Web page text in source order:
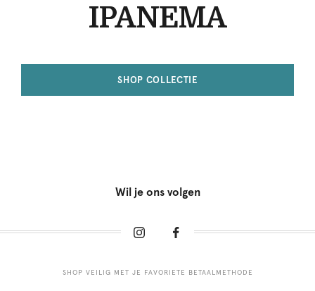
IPANEMA
SHOP COLLECTIE
Wil je ons volgen
SHOP VEILIG MET JE FAVORIETE BETAALMETHODE